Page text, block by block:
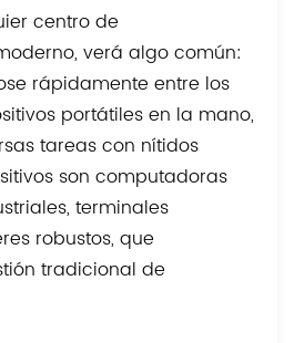
centro de
verá algo común:
rápidamente entre los
portátiles en la mano,
tareas con nítidos
son computadoras
terminales
robustos, que
tradicional de